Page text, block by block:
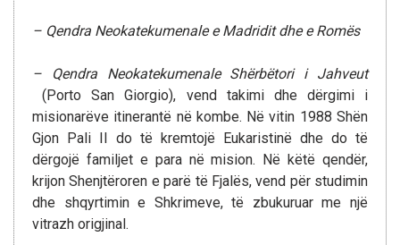
– Qendra Neokatekumenale e Madridit dhe e Romës
– Qendra Neokatekumenale Shërbëtori i Jahveut
(Porto San Giorgio), vend takimi dhe dërgimi i
misionarëve itinerantë në kombe. Në vitin 1988 Shën
Gjon Pali II do të kremtojë Eukaristinë dhe do të
dërgojë familjet e para në mision. Në këtë qendër,
krijon Shenjtëroren e parë të Fjalës, vend për studimin
dhe shqyrtimin e Shkrimeve, të zbukuruar me një
vitrazh origjinal.